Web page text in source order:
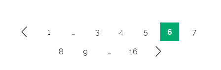
Artikkelien
1 … 3 4 5 6 7
8 9 … 16